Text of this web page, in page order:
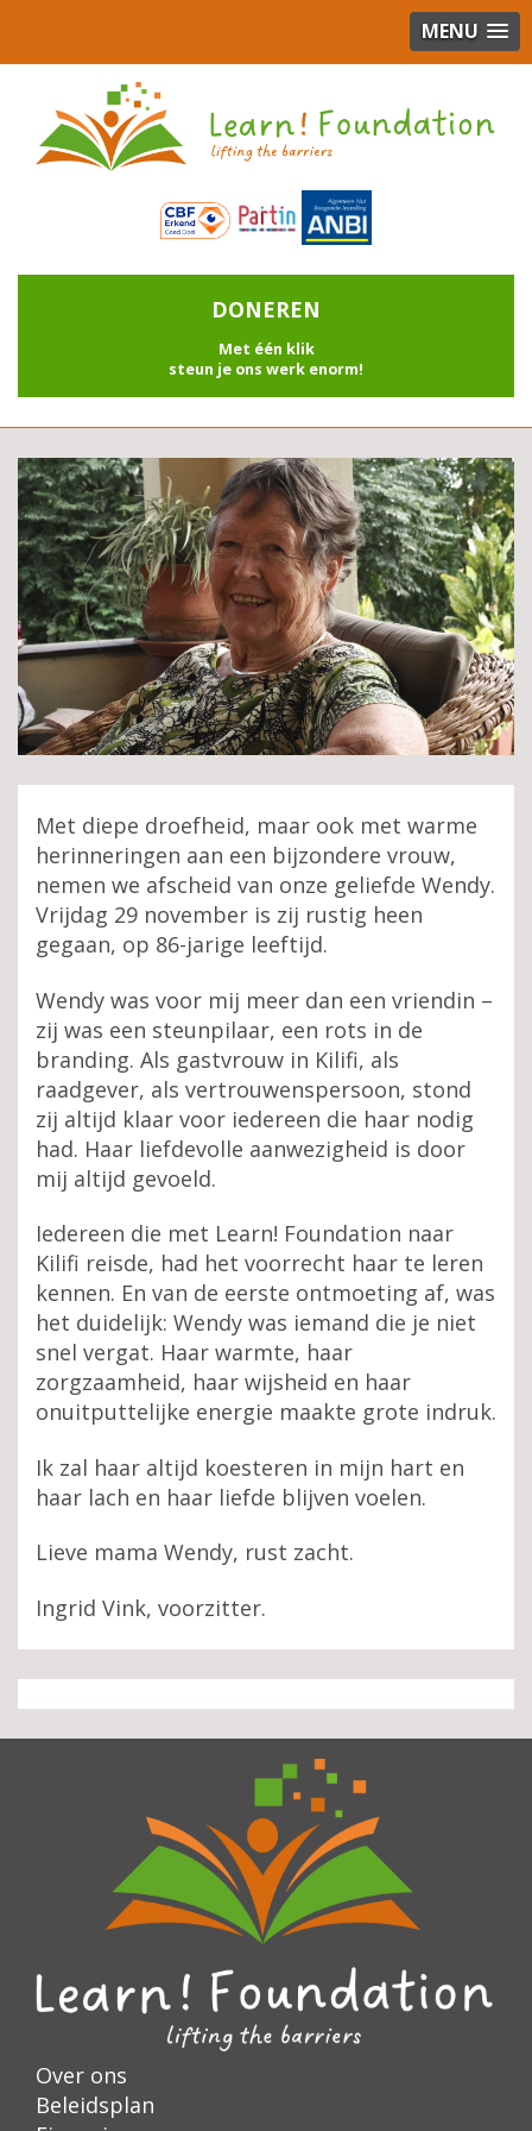
MENU
DONEREN
Met één klik
steun je ons werk enorm!
Met diepe droefheid, maar ook met warme
herinneringen aan een bijzondere vrouw,
nemen we afscheid van onze geliefde Wendy.
Vrijdag 29 november is zij rustig heen
gegaan, op 86-jarige leeftijd.
Wendy was voor mij meer dan een vriendin –
zij was een steunpilaar, een rots in de
branding. Als gastvrouw in Kilifi, als
raadgever, als vertrouwenspersoon, stond
zij altijd klaar voor iedereen die haar nodig
had. Haar liefdevolle aanwezigheid is door
mij altijd gevoeld.
Iedereen die met Learn! Foundation naar
Kilifi reisde, had het voorrecht haar te leren
kennen. En van de eerste ontmoeting af, was
het duidelijk: Wendy was iemand die je niet
snel vergat. Haar warmte, haar
zorgzaamheid, haar wijsheid en haar
onuitputtelijke energie maakte grote indruk.
Ik zal haar altijd koesteren in mijn hart en
haar lach en haar liefde blijven voelen.
Lieve mama Wendy, rust zacht.
Ingrid Vink, voorzitter.
Over ons
Beleidsplan